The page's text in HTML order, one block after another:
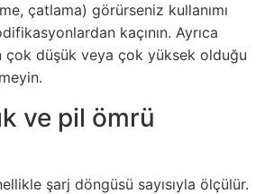
çatlama) görürseniz kullanımı
kaçının. Ayrıca
çok düşük veya çok yüksek olduğu
ve pil ömrü
şarj döngüsü sayısıyla ölçülür.